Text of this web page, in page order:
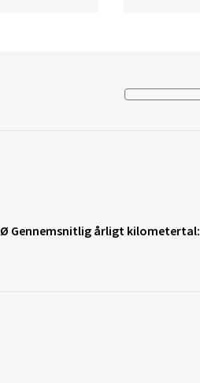
Ø Gennemsnitlig årligt kilometertal: